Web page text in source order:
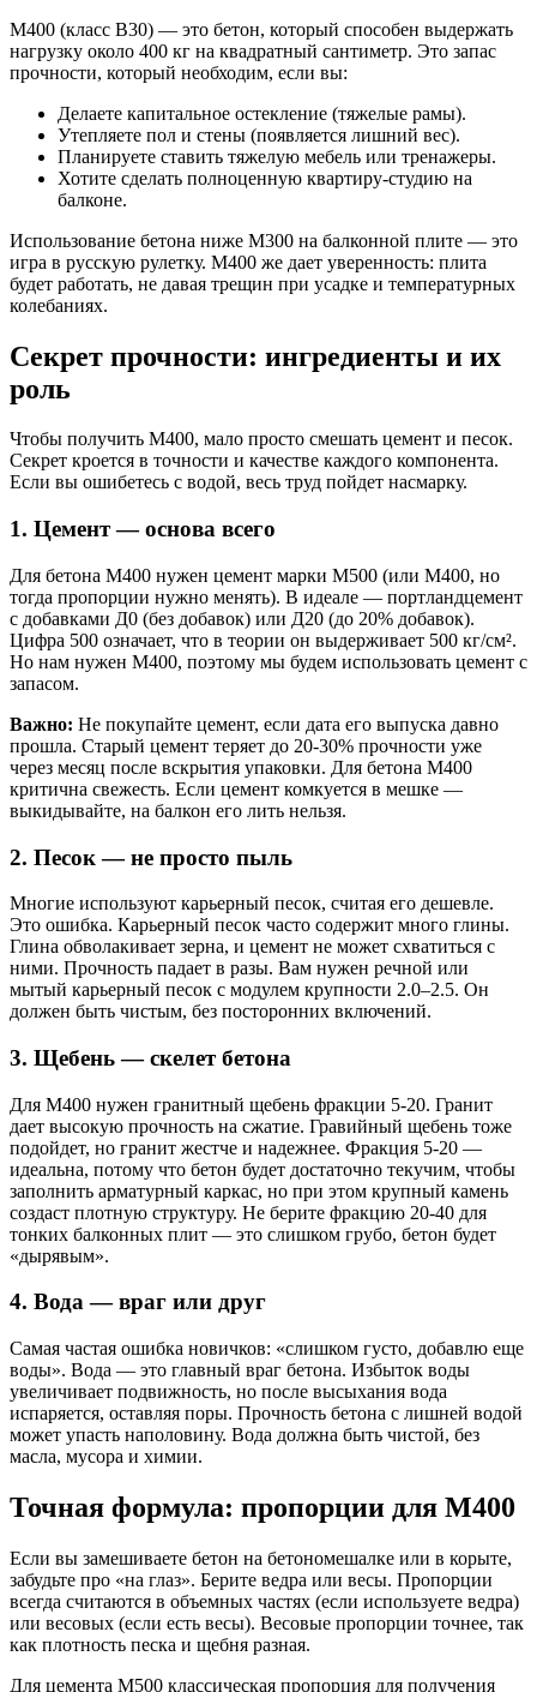
М400 (класс В30) — это бетон, который способен выдержать
нагрузку около 400 кг на квадратный сантиметр. Это запас
прочности, который необходим, если вы:
Делаете капитальное остекление (тяжелые рамы).
Утепляете пол и стены (появляется лишний вес).
Планируете ставить тяжелую мебель или тренажеры.
Хотите сделать полноценную квартиру-студию на
балконе.
Использование бетона ниже М300 на балконной плите — это
игра в русскую рулетку. М400 же дает уверенность: плита
будет работать, не давая трещин при усадке и температурных
колебаниях.
Секрет прочности: ингредиенты и их
роль
Чтобы получить М400, мало просто смешать цемент и песок.
Секрет кроется в точности и качестве каждого компонента.
Если вы ошибетесь с водой, весь труд пойдет насмарку.
1. Цемент — основа всего
Для бетона М400 нужен цемент марки М500 (или М400, но
тогда пропорции нужно менять). В идеале — портландцемент
с добавками Д0 (без добавок) или Д20 (до 20% добавок).
Цифра 500 означает, что в теории он выдерживает 500 кг/см².
Но нам нужен М400, поэтому мы будем использовать цемент с
запасом.
Важно: Не покупайте цемент, если дата его выпуска давно
прошла. Старый цемент теряет до 20-30% прочности уже
через месяц после вскрытия упаковки. Для бетона М400
критична свежесть. Если цемент комкуется в мешке —
выкидывайте, на балкон его лить нельзя.
2. Песок — не просто пыль
Многие используют карьерный песок, считая его дешевле.
Это ошибка. Карьерный песок часто содержит много глины.
Глина обволакивает зерна, и цемент не может схватиться с
ними. Прочность падает в разы. Вам нужен речной или
мытый карьерный песок с модулем крупности 2.0–2.5. Он
должен быть чистым, без посторонних включений.
3. Щебень — скелет бетона
Для М400 нужен гранитный щебень фракции 5-20. Гранит
дает высокую прочность на сжатие. Гравийный щебень тоже
подойдет, но гранит жестче и надежнее. Фракция 5-20 —
идеальна, потому что бетон будет достаточно текучим, чтобы
заполнить арматурный каркас, но при этом крупный камень
создаст плотную структуру. Не берите фракцию 20-40 для
тонких балконных плит — это слишком грубо, бетон будет
«дырявым».
4. Вода — враг или друг
Самая частая ошибка новичков: «слишком густо, добавлю еще
воды». Вода — это главный враг бетона. Избыток воды
увеличивает подвижность, но после высыхания вода
испаряется, оставляя поры. Прочность бетона с лишней водой
может упасть наполовину. Вода должна быть чистой, без
масла, мусора и химии.
Точная формула: пропорции для М400
Если вы замешиваете бетон на бетономешалке или в корыте,
забудьте про «на глаз». Берите ведра или весы. Пропорции
всегда считаются в объемных частях (если используете ведра)
или весовых (если есть весы). Весовые пропорции точнее, так
как плотность песка и щебня разная.
Для цемента М500 классическая пропорция для получения